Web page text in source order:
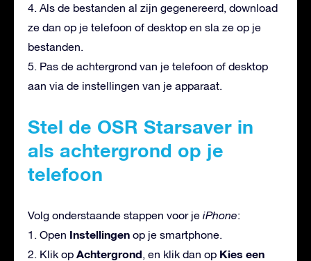
4. Als de bestanden al zijn gegenereerd, download
ze dan op je telefoon of desktop en sla ze op je
bestanden.
5. Pas de achtergrond van je telefoon of desktop
aan via de instellingen van je apparaat.
Stel de OSR Starsaver in
als achtergrond op je
telefoon
Volg onderstaande stappen voor je iPhone:
1. Open Instellingen op je smartphone.
2. Klik op Achtergrond , en klik dan op Kies een